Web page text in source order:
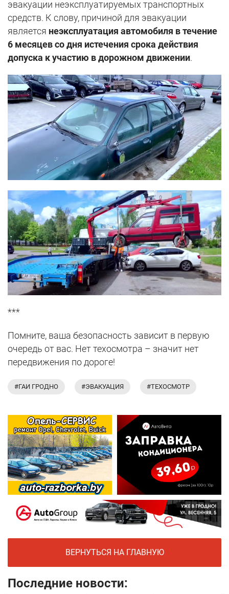
эвакуации неэксплуатируемых транспортных
средств. К слову, причиной для эвакуации
является неэксплуатация автомобиля в течение
6 месяцев со дня истечения срока действия
допуска к участию в дорожном движении.
***
Помните, ваша безопасность зависит в первую
очередь от вас. Нет техосмотра – значит нет
передвижения по дороге!
#ГАИ ГРОДНО #ЭВАКУАЦИЯ #ТЕХОСМОТР
ВЕРНУТЬСЯ НА ГЛАВНУЮ
Последние новости: